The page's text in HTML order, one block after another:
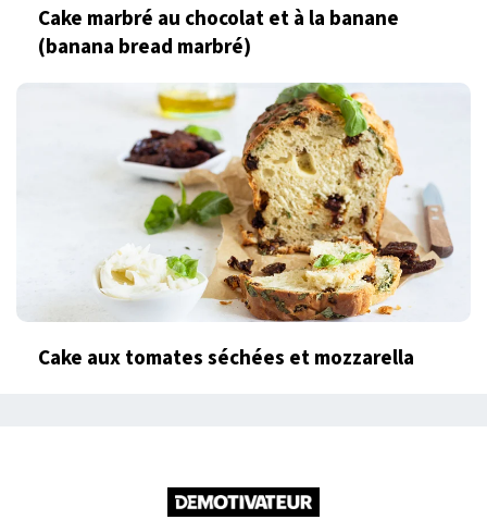
Cake marbré au chocolat et à la banane
(banana bread marbré)
Cake aux tomates séchées et mozzarella